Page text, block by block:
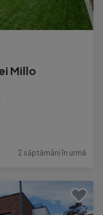
Millo
2 săptămâni în urmă